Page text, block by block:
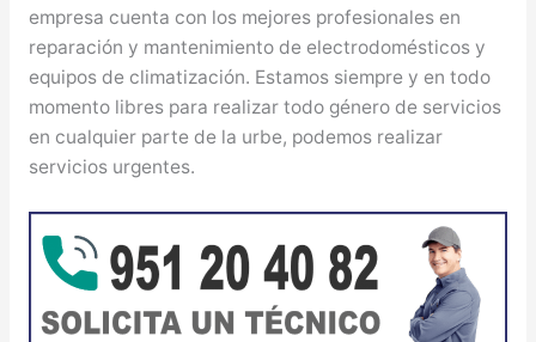
empresa cuenta con los mejores profesionales en
reparación y mantenimiento de electrodomésticos y
equipos de climatización. Estamos siempre y en todo
momento libres para realizar todo género de servicios
en cualquier parte de la urbe, podemos realizar
servicios urgentes.